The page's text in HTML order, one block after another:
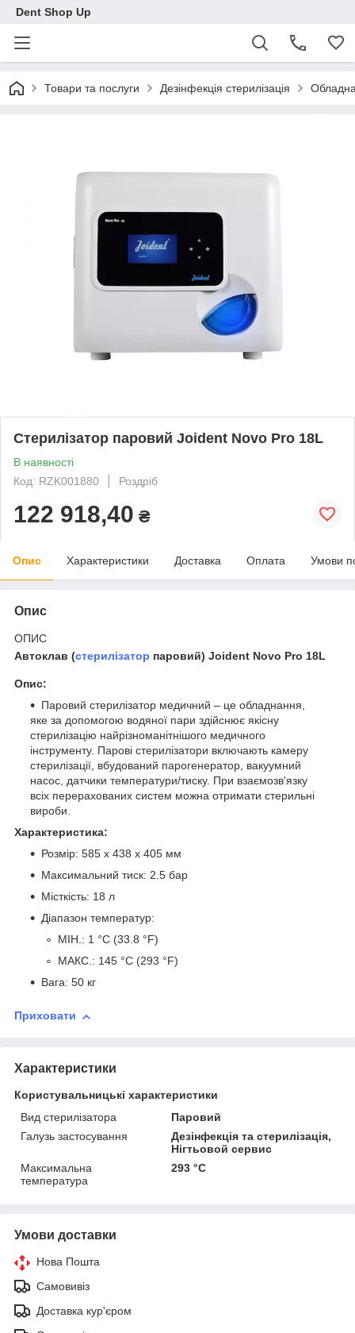
Dent Shop Up
Товари та послуги Дезінфекція стерилізація
Стерилізатор паровий Joident Novo Pro 18L
В наявності
Код: RZK001880
Роздріб
122 918,40 ₴
Опис Характеристики Доставка Оплата Умови
Опис
ОПИС
Автоклав (стерилізатор паровий) Joident Novo Pro 18L
Опис:
Паровий стерилізатор медичний – це обладнання,
яке за допомогою водяної пари здійснює якісну
стерилізацію найрізноманітнішого медичного
інструменту. Парові стерилізатори включають камеру
стерилізації, вбудований парогенератор, вакуумний
насос, датчики температури/тиску. При взаємозв'язку
всіх перерахованих систем можна отримати стерильні
вироби.
Характеристика:
Розмір: 585 x 438 x 405 мм
Максимальний тиск: 2.5 бар
Місткість: 18 л
Діапазон температур:
МІН.: 1 °C (33.8 °F)
МАКС.: 145 °C (293 °F)
Вага: 50 кг
Приховати
Характеристики
Користувальницькі характеристики
Вид стерилізатора
Паровий
Галузь застосування
Дезінфекція та стерилізація,
Нігтьовой сервис
Максимальна
температура
293 °C
Умови доставки
Нова Пошта
Самовивіз
Доставка кур'єром